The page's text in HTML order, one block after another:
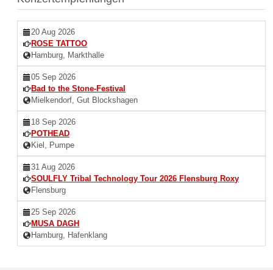
20 Aug 2026
ROSE TATTOO
Hamburg, Markthalle
05 Sep 2026
Bad to the Stone-Festival
Mielkendorf, Gut Blockshagen
18 Sep 2026
POTHEAD
Kiel, Pumpe
31 Aug 2026
SOULFLY Tribal Technology Tour 2026 Flensburg Roxy
Flensburg
25 Sep 2026
MUSA DAGH
Hamburg, Hafenklang